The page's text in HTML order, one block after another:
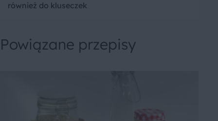
również do kluseczek
Powiązane przepisy